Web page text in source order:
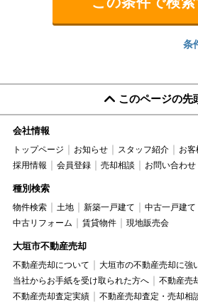
条
このページの先
会社情報
トップページ お知らせ スタッフ紹介 お
採用情報
会員登録 売却相談 お問い合わせ
種別検索
物件検索 土地 新築一戸建て 中古一戸建て
中古リフォーム
賃貸物件 現地販売会
大垣市不動産売却
不動産売却について
大垣市の不動産売却に強
当社からお手紙を受け取られた方へ
不動産売
不動産売却査定実績
不動産売却査定・売却相